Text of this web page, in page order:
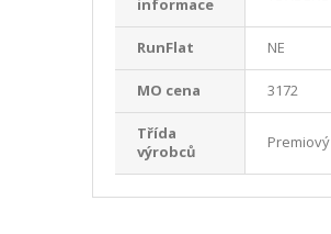
informace
RunFlat NE
MO cena 3172
Třída
výrobců
Premiový